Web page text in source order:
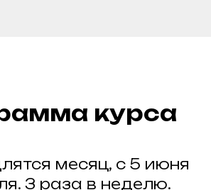
курса
месяц, с 5 июня
3 раза в неделю.